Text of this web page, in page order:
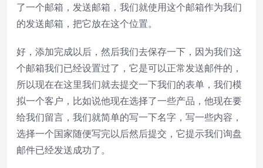
了一个邮箱，发送邮箱，我们就使用这个邮箱作为我们
的发送邮箱，把它放在这个位置。
好，添加完成以后，然后我们去保存一下，因为我们这
个邮箱我们已经设置过了，它是可以正常发送邮件的，
所以现在在这里我们就去提交一下我们的表单，我们模
拟一个客户，比如说他现在选择了一些产品，他现在要
给我们留言，我们就简单的写一下名字，写一些内容，
选择一个国家随便写完以后然后提交，它提示我们询盘
邮件已经发送成功了。